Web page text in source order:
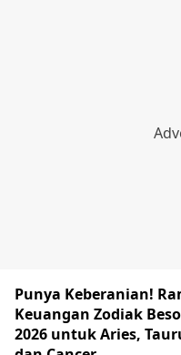
Punya Keberanian!
Keuangan Zodiak
2026 untuk Aries,